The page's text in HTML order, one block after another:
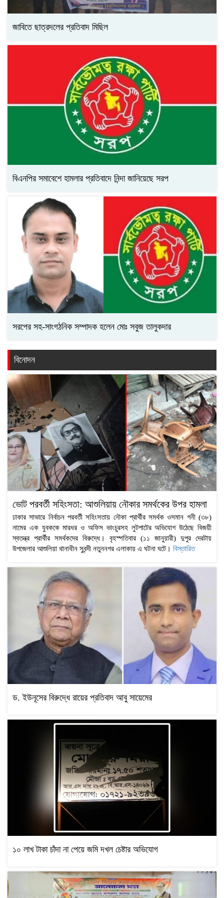
জাবিতে ছাত্রদলের প্রতিবাদ মিছিল
বিএনপির সমাবেশে হামলার প্রতিবাদে নিন্দা জানিয়েছে সরপ
সরপের সহ-সাংগঠনিক সম্পাদক হলেন মোঃ সবুজ তালুকদার
বিনোদন
ভোট পরবর্তী সহিংসতা: আশুলিয়ায় নৌকার সমর্থকের উপর হামলা
ঢাকার সাভারে নির্বাচন পরবর্তী সহিংসতায় নৌকা প্রার্থীর সমর্থক ওসমান গনী (৩৮)
নামের এক যুবককে মারধর ও অফিস ভাংচুরসহ লুটপাটের অভিযোগ উঠেছে বিজয়ী
স্বতন্ত্র প্রার্থীর সমর্থকদের বিরুদ্ধে। বৃহস্পতিবার (১১ জানুয়ারী) দুপুর দেরটায়
উপজেলার আশুলিয়া থানাধীন সুবন্দী নতুননগর এলাকায় এ ঘটনা ঘটে। বিস্তারিত
ড. ইউনূসের বিরুদ্ধে রায়ের প্রতিবাদ আবু সায়েমের
১০ লাখ টাকা চাঁদা না পেয়ে জমি দখল চেষ্টার অভিযোগ